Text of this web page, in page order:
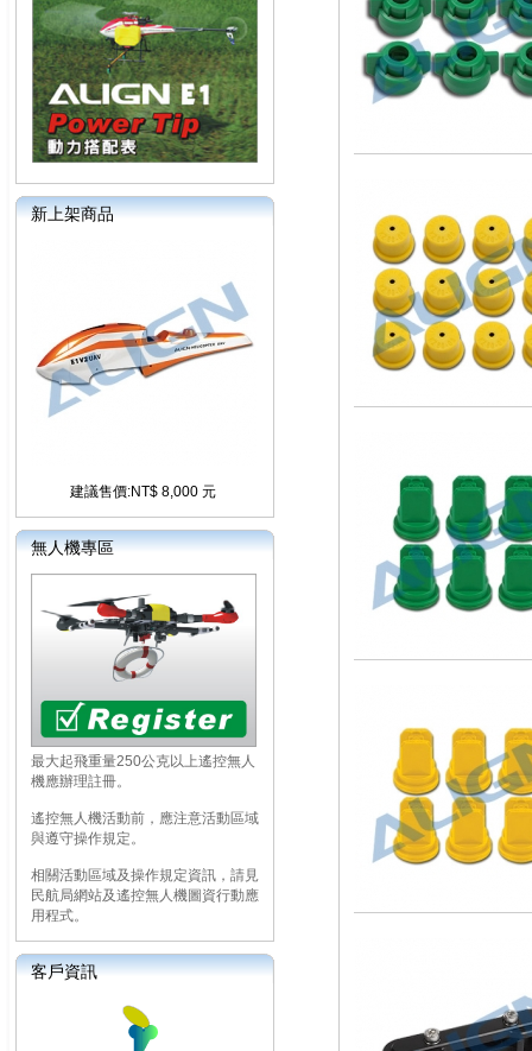
新上架商品
建議售價:NT$ 8,000 元
無人機專區
最大起飛重量250公克以上遙控無人
機應辦理註冊。
遙控無人機活動前，應注意活動區域
與遵守操作規定。
相關活動區域及操作規定資訊，請見
民航局網站及遙控無人機圖資行動應
用程式。
客戶資訊